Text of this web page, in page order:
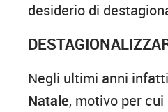
desiderio di
Negli ultimi anni
Natale, motivo per